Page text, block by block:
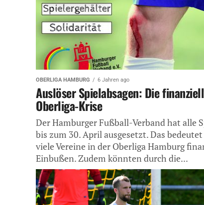
OBERLIGA HAMBURG 6 Jahren ago
Auslöser Spielabsagen: Die
Oberliga-Krise
Der Hamburger Fußball-Verband hat alle
bis zum 30. April ausgesetzt. Das
viele Vereine in der Oberliga Hamburg
Einbußen. Zudem könnten durch die...